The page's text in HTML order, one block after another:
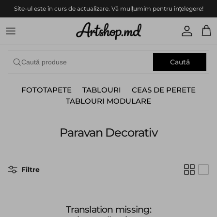
Translation missing: ro.accessibility.skip_to_content
Site-ul este în curs de actualizare. Vă mulțumim pentru înțelegere!
Caută
FOTOTAPETE TABLOURI
CEAS DE PERETE
TABLOURI MODULARE
Paravan Decorativ
Filtre
Translation missing: